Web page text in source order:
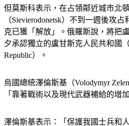
但莫斯科表示，在占領鄰近城市北
（Sievierodonetsk）不到一週後攻
克已獲「解放」。俄羅斯說，將把
夕承認獨立的盧甘斯克人民共和國（
烏國總統澤倫斯基（Volodymyr